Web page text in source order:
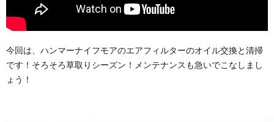
今回は、ハンマーナイフモアのエアフィルターのオイル交換と清掃
です！そろそろ草取りシーズン！メンテナンスも急いでこなしまし
ょう！